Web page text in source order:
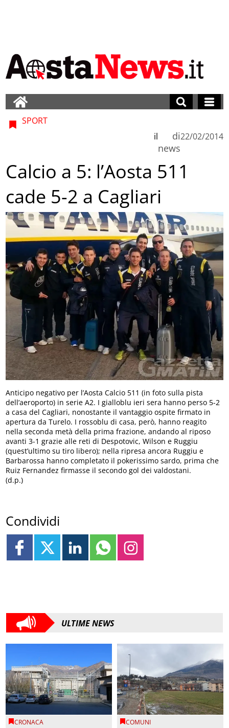
SPORT
di
news
il 22/02/2014
Calcio a 5: l’Aosta 511
cade 5-2 a Cagliari
Anticipo negativo per l’Aosta Calcio 511 (in foto sulla pista
dell’aeroporto) in serie A2. I gialloblu ieri sera hanno perso 5-2
a casa del Cagliari, nonostante il vantaggio ospite firmato in
apertura da Turelo. I rossoblu di casa, però, hanno reagito
nella seconda metà della prima frazione, andando al riposo
avanti 3-1 grazie alle reti di Despotovic, Wilson e Ruggiu
(quest’ultimo su tiro libero); nella ripresa ancora Ruggiu e
Barbarossa hanno completato il pokerissimo sardo, prima che
Ruiz Fernandez firmasse il secondo gol dei valdostani.
(d.p.)
Condividi
ULTIME NEWS
CRONACA COMUNI